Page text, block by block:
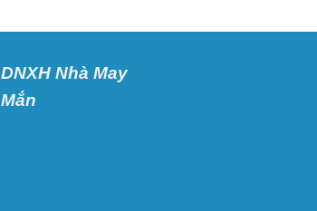
DNXH Nhà May
Mắn